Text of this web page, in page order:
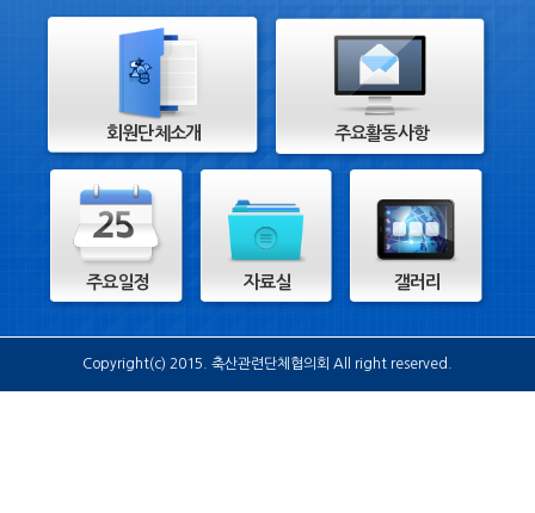
회원단체소개 주요활동사항
주요일정 자료실 갤러리
Copyright(c) 2015. 축산관련단체협의회 All right reserved.